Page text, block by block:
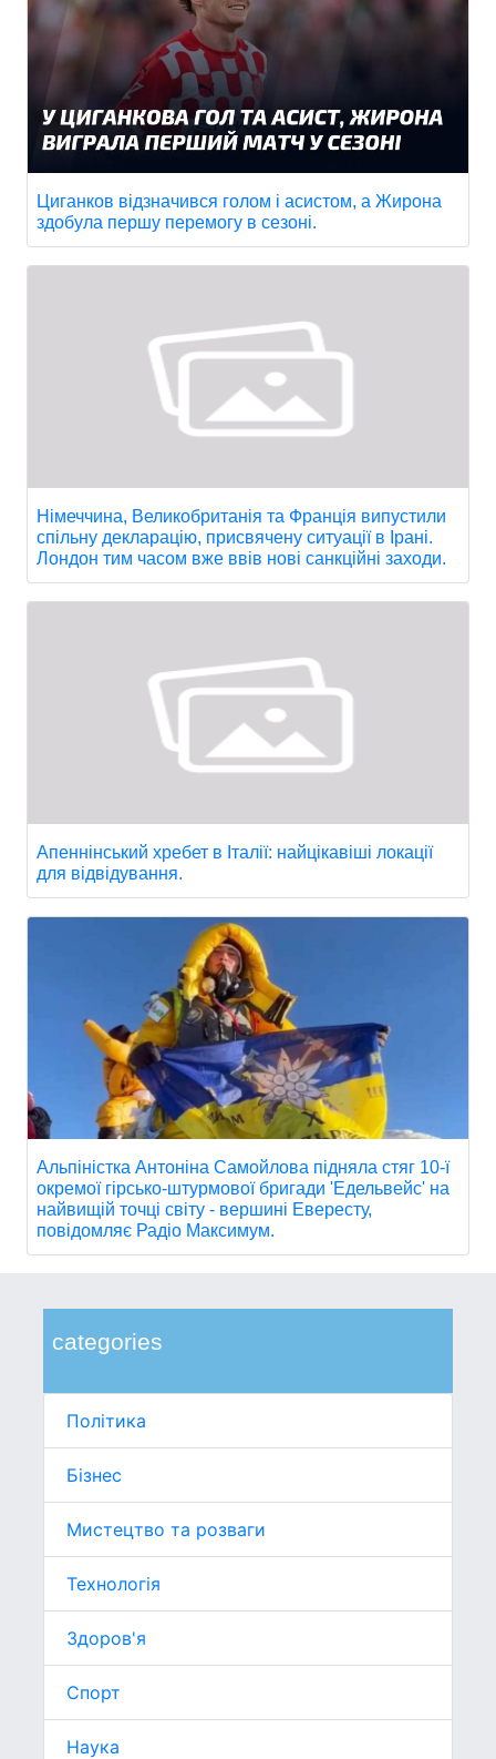
categories
Політика
Бізнес
Мистецтво та розваги
Технологія
Здоров'я
Спорт
Наука
Циганков відзначився голом і асистом, а Жирона
здобула першу перемогу в сезоні.
Німеччина, Великобританія та Франція випустили
спільну декларацію, присвячену ситуації в Ірані.
Лондон тим часом вже ввів нові санкційні заходи.
Апеннінський хребет в Італії: найцікавіші локації
для відвідування.
Альпіністка Антоніна Самойлова підняла стяг 10-ї
окремої гірсько-штурмової бригади 'Едельвейс' на
найвищій точці світу - вершині Евересту,
повідомляє Радіо Максимум.